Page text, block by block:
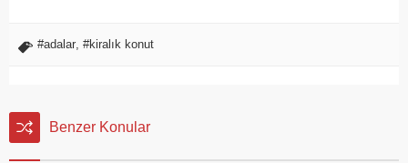
#adalar, #kiralık konut
Benzer Konular